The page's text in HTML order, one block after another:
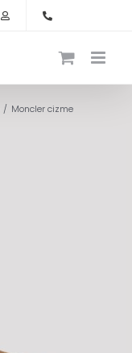
Moncler cizme